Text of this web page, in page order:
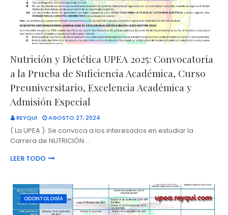
Nutrición y Dietética UPEA 2025: Convocatoria
a la Prueba de Suficiencia Académica, Curso
Preuniversitario, Excelencia Académica y
Admisión Especial
REYQUI AGOSTO 27, 2024
( La UPEA ). Se convoca a los interesados en estudiar la
Carrera de NUTRICIÓN …
LEER TODO
ODONTOLOGÍA